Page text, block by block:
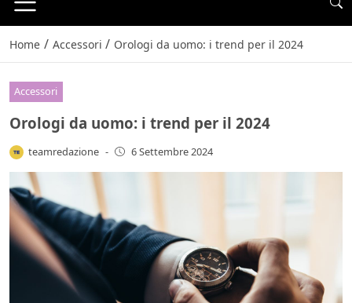
Home / Accessori / Orologi da uomo: i trend per il 2024
Accessori
Orologi da uomo: i trend per il 2024
teamredazione - 6 Settembre 2024